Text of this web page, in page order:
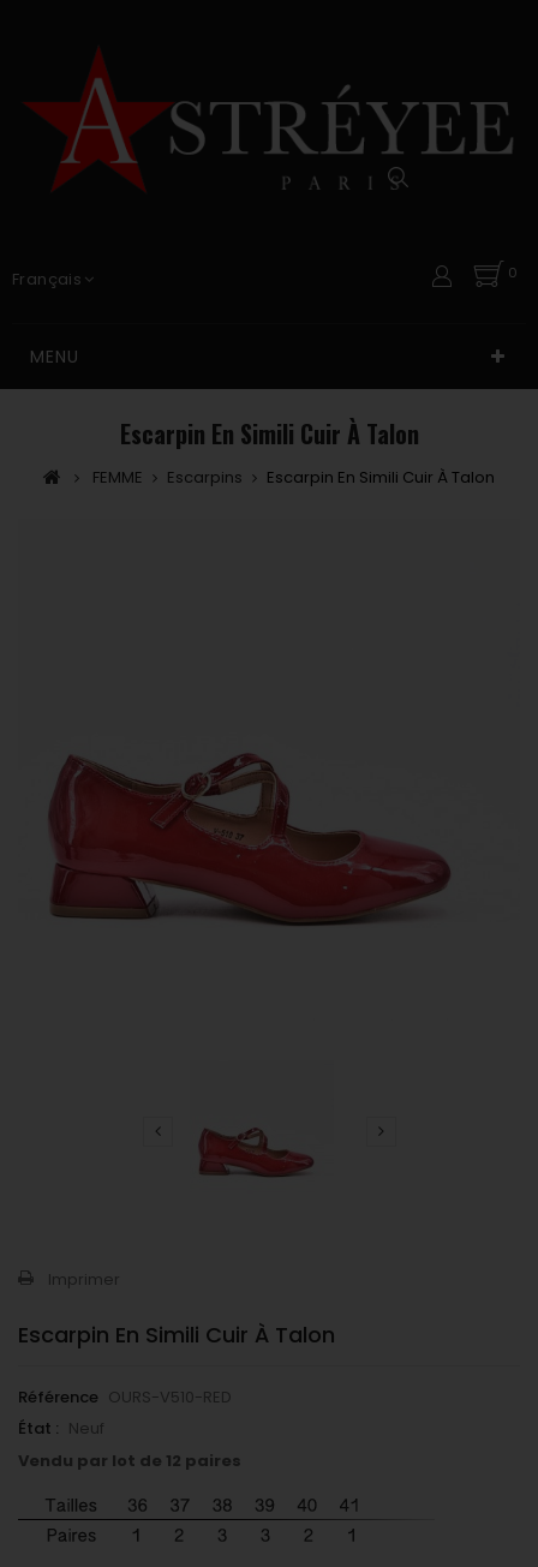
Français 0
MENU
Escarpin En Simili Cuir À Talon
FEMME Escarpins Escarpin En Simili Cuir À Talon
Imprimer
Escarpin En Simili Cuir À Talon
Référence OURS-V510-RED
État : Neuf
Vendu par lot de 12 paires